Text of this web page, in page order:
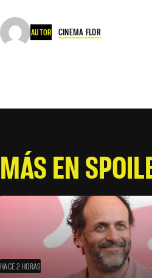
AUTOR CINEMA FLOR
MÁS EN
HACE 2 HORAS